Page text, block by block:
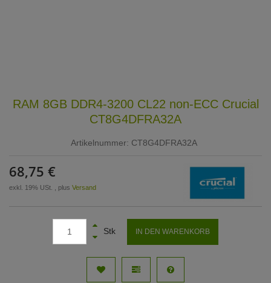
RAM 8GB DDR4-3200 CL22 non-ECC Crucial
CT8G4DFRA32A
Artikelnummer: CT8G4DFRA32A
68,75 €
exkl. 19% USt. , plus Versand
Stk IN DEN WARENKORB